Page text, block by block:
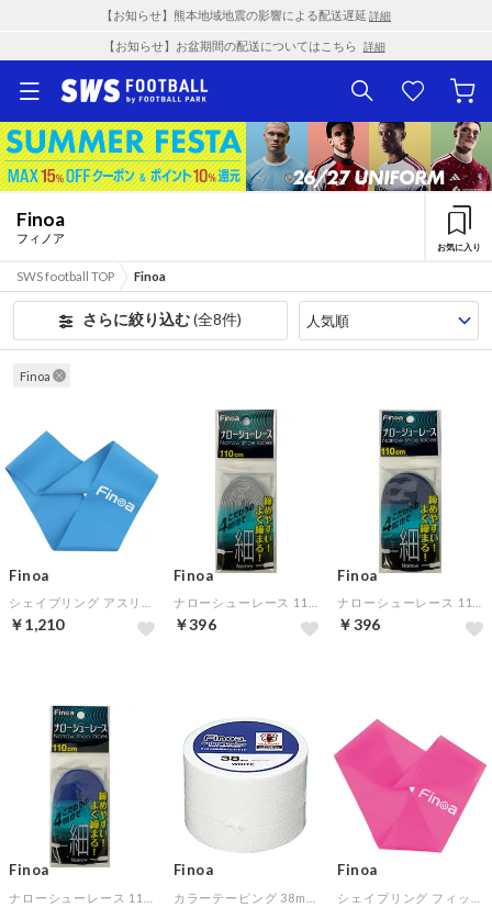
【お知らせ】熊本地域地震の影響による配送遅延 詳細
【お知らせ】お盆期間の配送についてはこちら 詳細
Finoa
フィノア
お気に入り
SWS football TOP Finoa
さらに絞り込む(全8件)
Finoa
Finoa
￥1,210
Finoa
￥396
Finoa
￥396
Finoa Finoa Finoa